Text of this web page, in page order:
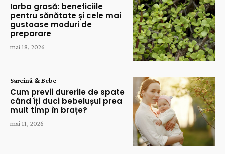
Iarba grasă: beneficiile
pentru sănătate și cele mai
gustoase moduri de
preparare
mai 18, 2026
Sarcină & Bebe
Cum previi durerile de spate
când îți duci bebelușul prea
mult timp în brațe?
mai 11, 2026